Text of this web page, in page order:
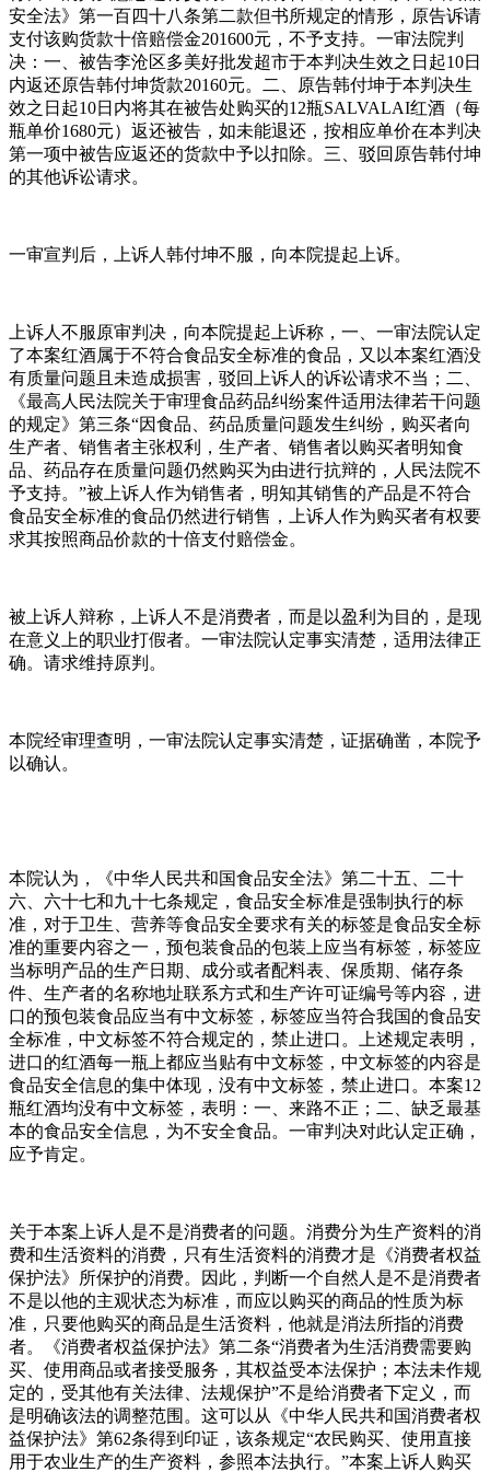
安全法》第一百四十八条第二款但书所规定的情形，原告诉请
支付该购货款十倍赔偿金201600元，不予支持。一审法院判
决：一、被告李沧区多美好批发超市于本判决生效之日起10日
内返还原告韩付坤货款20160元。二、原告韩付坤于本判决生
效之日起10日内将其在被告处购买的12瓶SALVALAI红酒（每
瓶单价1680元）返还被告，如未能退还，按相应单价在本判决
第一项中被告应返还的货款中予以扣除。三、驳回原告韩付坤
的其他诉讼请求。
一审宣判后，上诉人韩付坤不服，向本院提起上诉。
上诉人不服原审判决，向本院提起上诉称，一、一审法院认定
了本案红酒属于不符合食品安全标准的食品，又以本案红酒没
有质量问题且未造成损害，驳回上诉人的诉讼请求不当；二、
《最高人民法院关于审理食品药品纠纷案件适用法律若干问题
的规定》第三条“因食品、药品质量问题发生纠纷，购买者向
生产者、销售者主张权利，生产者、销售者以购买者明知食
品、药品存在质量问题仍然购买为由进行抗辩的，人民法院不
予支持。”被上诉人作为销售者，明知其销售的产品是不符合
食品安全标准的食品仍然进行销售，上诉人作为购买者有权要
求其按照商品价款的十倍支付赔偿金。
被上诉人辩称，上诉人不是消费者，而是以盈利为目的，是现
在意义上的职业打假者。一审法院认定事实清楚，适用法律正
确。请求维持原判。
本院经审理查明，一审法院认定事实清楚，证据确凿，本院予
以确认。
本院认为，《中华人民共和国食品安全法》第二十五、二十
六、六十七和九十七条规定，食品安全标准是强制执行的标
准，对于卫生、营养等食品安全要求有关的标签是食品安全标
准的重要内容之一，预包装食品的包装上应当有标签，标签应
当标明产品的生产日期、成分或者配料表、保质期、储存条
件、生产者的名称地址联系方式和生产许可证编号等内容，进
口的预包装食品应当有中文标签，标签应当符合我国的食品安
全标准，中文标签不符合规定的，禁止进口。上述规定表明，
进口的红酒每一瓶上都应当贴有中文标签，中文标签的内容是
食品安全信息的集中体现，没有中文标签，禁止进口。本案12
瓶红酒均没有中文标签，表明：一、来路不正；二、缺乏最基
本的食品安全信息，为不安全食品。一审判决对此认定正确，
应予肯定。
关于本案上诉人是不是消费者的问题。消费分为生产资料的消
费和生活资料的消费，只有生活资料的消费才是《消费者权益
保护法》所保护的消费。因此，判断一个自然人是不是消费者
不是以他的主观状态为标准，而应以购买的商品的性质为标
准，只要他购买的商品是生活资料，他就是消法所指的消费
者。《消费者权益保护法》第二条“消费者为生活消费需要购
买、使用商品或者接受服务，其权益受本法保护；本法未作规
定的，受其他有关法律、法规保护”不是给消费者下定义，而
是明确该法的调整范围。这可以从《中华人民共和国消费者权
益保护法》第62条得到印证，该条规定“农民购买、使用直接
用于农业生产的生产资料，参照本法执行。”本案上诉人购买